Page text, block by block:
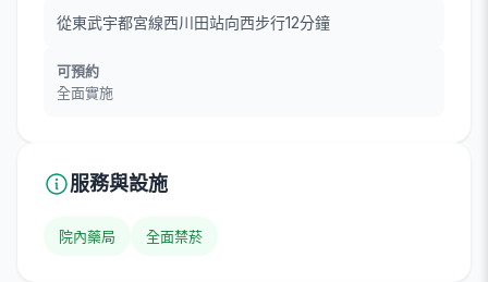
從東武宇都宮線西川田站向西步行12分鐘
可預約
全面實施
服務與設施
院內藥局 全面禁菸